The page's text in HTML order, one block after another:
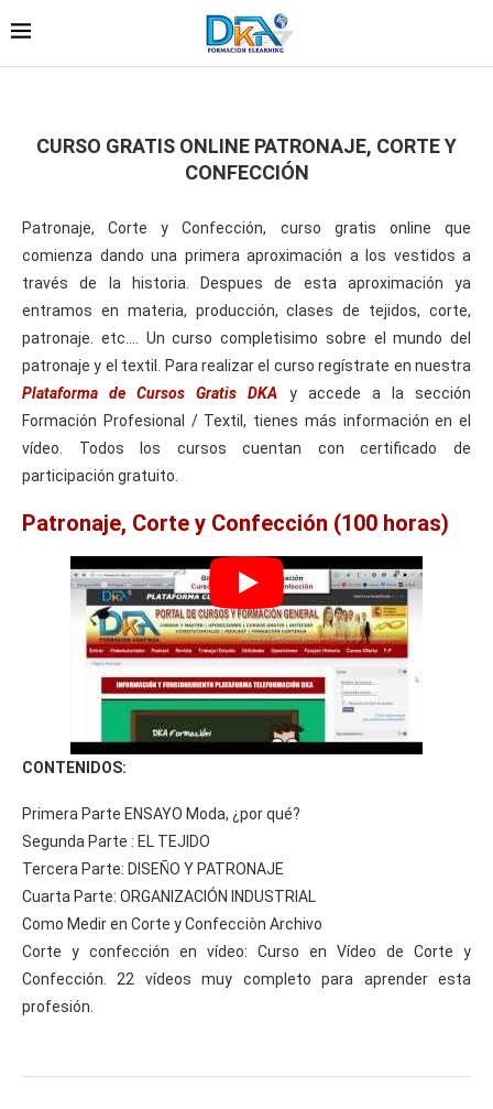
CURSO GRATIS ONLINE PATRONAJE, CORTE Y
CONFECCIÓN
Patronaje, Corte y Confección, curso gratis online que
comienza dando una primera aproximación a los vestidos a
través de la historia. Despues de esta aproximación ya
entramos en materia, producción, clases de tejidos, corte,
patronaje. etc…. Un curso completisimo sobre el mundo del
patronaje y el textil. Para realizar el curso regístrate en nuestra
Plataforma de Cursos Gratis DKA y accede a la sección
Formación Profesional / Textil, tienes más información en el
vídeo. Todos los cursos cuentan con certificado de
participación gratuito.
Patronaje, Corte y Confección (100 horas)
CONTENIDOS:
Primera Parte ENSAYO Moda, ¿por qué?
Segunda Parte : EL TEJIDO
Tercera Parte: DISEÑO Y PATRONAJE
Cuarta Parte: ORGANIZACIÓN INDUSTRIAL
Como Medir en Corte y Confecciòn Archivo
Corte y confección en vídeo: Curso en Vídeo de Corte y
Confección. 22 vídeos muy completo para aprender esta
profesión.